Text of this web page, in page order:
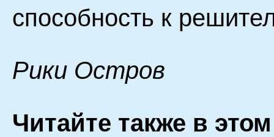
способность к
Pики Ocтpoв
Читайте также в